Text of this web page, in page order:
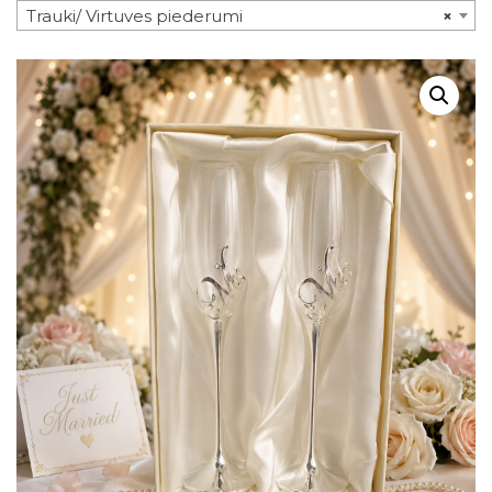
×
Trauki/ Virtuves piederumi